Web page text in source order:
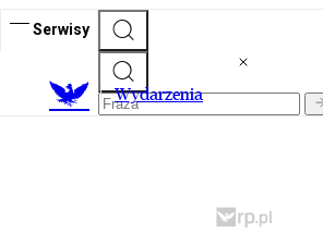
Serwisy
Wydarzenia